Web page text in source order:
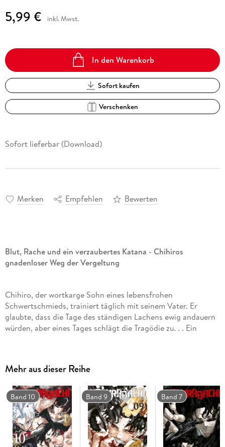
5,99 € inkl. Mwst.
In den Warenkorb
Sofort kaufen
Verschenken
Sofort lieferbar (Download)
Merken Empfehlen Bewerten
Blut, Rache und ein verzaubertes Katana - Chihiros
gnadenloser Weg der Vergeltung
Chihiro, der wortkarge Sohn eines lebensfrohen
Schwertschmieds, trainiert täglich mit seinem Vater. Er
glaubte, dass die Tage des ständigen Lachens ewig andauern
würden, aber eines Tages schlägt die Tragödie zu. . . Ein
Das erwartet dich in diesem Band:
Die Gruppe um Chihiro ist im Massaker Hotel Kyoto
Mehr aus dieser Reihe
Band 10 Band 9 Band 7